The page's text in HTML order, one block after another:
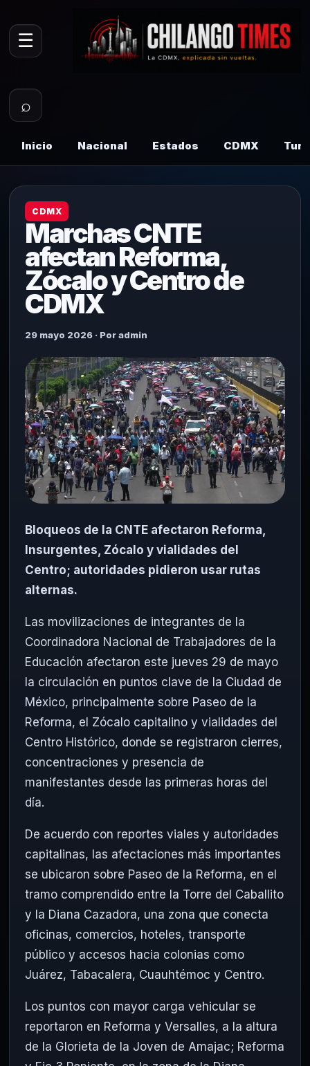
☰
⌕
Inicio Nacional Estados CDMX
CDMX
Marchas CNTE
afectan Reforma,
Zócalo y Centro de
CDMX
29 mayo 2026 · Por admin
Bloqueos de la CNTE afectaron Reforma,
Insurgentes, Zócalo y vialidades del
Centro; autoridades pidieron usar rutas
alternas.
Las movilizaciones de integrantes de la
Coordinadora Nacional de Trabajadores de la
Educación afectaron este jueves 29 de mayo
la circulación en puntos clave de la Ciudad de
México, principalmente sobre Paseo de la
Reforma, el Zócalo capitalino y vialidades del
Centro Histórico, donde se registraron cierres,
concentraciones y presencia de
manifestantes desde las primeras horas del
día.
De acuerdo con reportes viales y autoridades
capitalinas, las afectaciones más importantes
se ubicaron sobre Paseo de la Reforma, en el
tramo comprendido entre la Torre del Caballito
y la Diana Cazadora, una zona que conecta
oficinas, comercios, hoteles, transporte
público y accesos hacia colonias como
Juárez, Tabacalera, Cuauhtémoc y Centro.
Los puntos con mayor carga vehicular se
reportaron en Reforma y Versalles, a la altura
de la Glorieta de la Joven de Amajac; Reforma